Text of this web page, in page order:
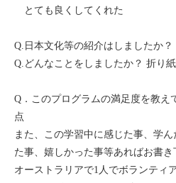
とても良くしてくれた
Q.日本文化等の紹介はしましたか
Q.どんなことをしましたか？ 折り
Q．このプログラムの満足度を
点
また、この学習中に感じた事、学
た事、嬉しかった事等あればお書き
オーストラリアで1人でボランティ